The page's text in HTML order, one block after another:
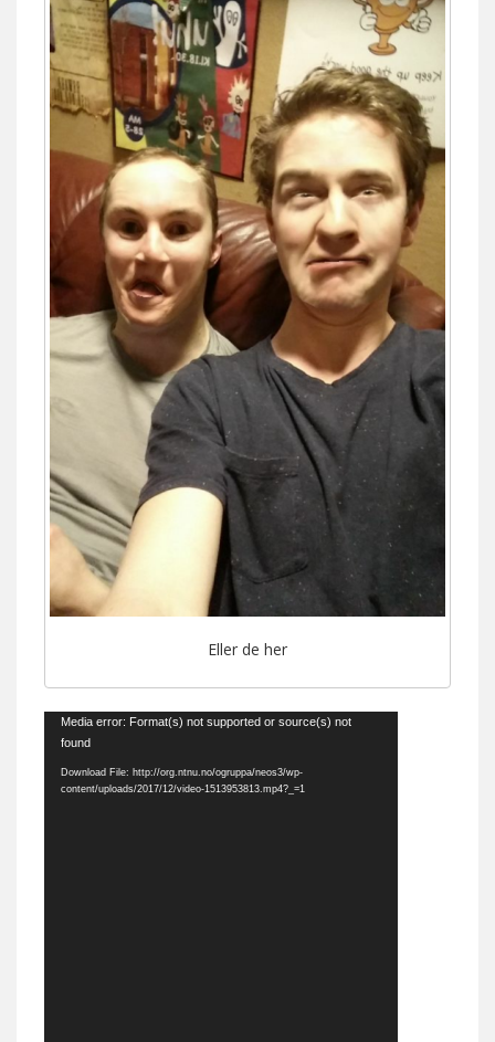
Eller de her
Video
Player
Media error: Format(s) not supported or source(s) not
found
Download File: http://org.ntnu.no/ogruppa/neos3/wp-
content/uploads/2017/12/video-1513953813.mp4?_=1